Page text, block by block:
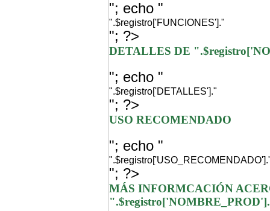
"; echo "
".$registro['FUNCIONES']."
"; ?>
DETALLES DE
"; echo "
".$registro['DETALLES']."
"; ?>
USO RECOMENDADO
"; echo "
"; ?>
MÁS INFORMCACIÓN